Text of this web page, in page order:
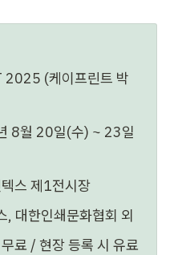
(케이프린트 박
8월 20일(수) ~ 23일
스 제1전시장
, 대한인쇄문화협회 외
료 / 현장 등록 시 유료